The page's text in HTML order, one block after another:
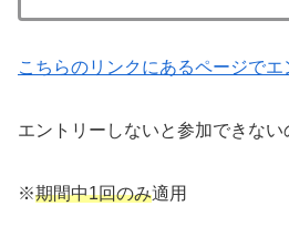
こちらのリンクにあるページでエ
エントリーしないと参加できない
※期間中1回のみ適用